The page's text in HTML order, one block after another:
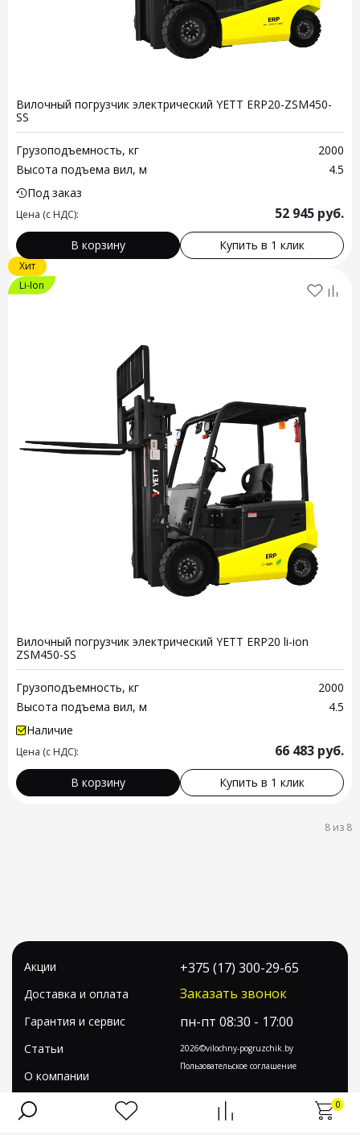
Вилочный погрузчик электрический YETT ERP20-ZSM450-
SS
Грузоподъемность, кг
2000
Высота подъема вил, м
4.5
Под заказ
Цена (с НДС): 52 945 руб.
В корзину Купить в 1 клик
Хит
Li-Ion
Вилочный погрузчик электрический YETT ERP20 li-ion
ZSM450-SS
Грузоподъемность, кг
2000
Высота подъема вил, м
4.5
Наличие
Цена (с НДС): 66 483 руб.
В корзину Купить в 1 клик
8 из 8
Акции
Доставка и оплата
Гарантия и сервис
Статьи
О компании
Контакты
+375 (17) 300-29-65
Заказать звонок
пн-пт 08:30 - 17:00
2026©vilochny-pogruzchik.by
Пользовательское соглашение
0